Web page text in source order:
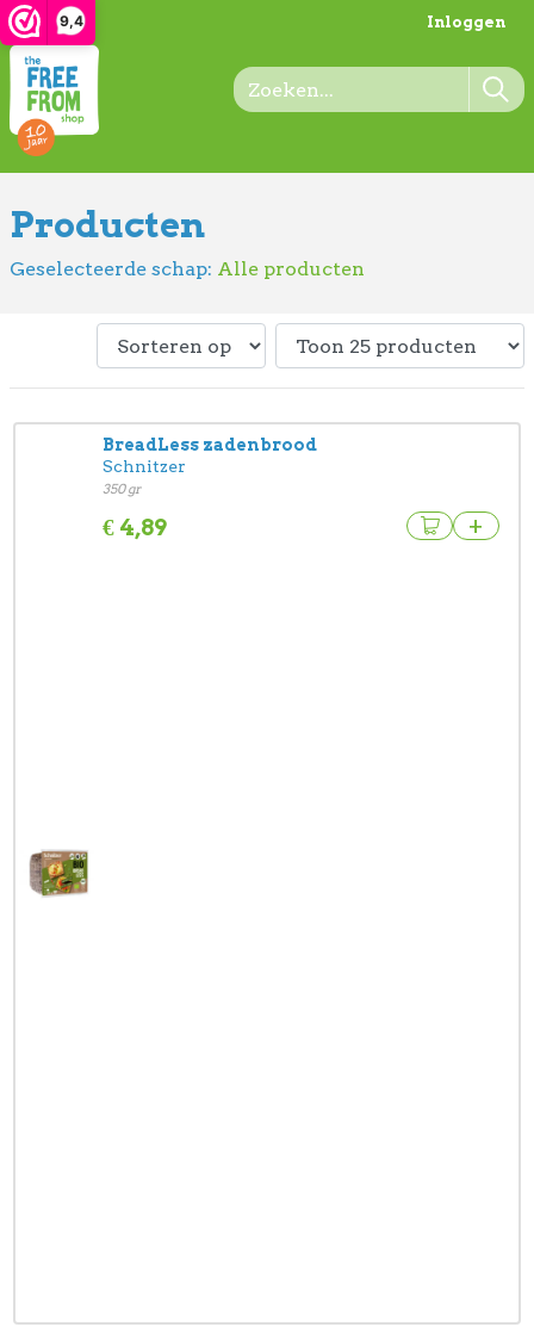
9,4 Inloggen
Producten
Geselecteerde schap: Alle producten
BreadLess zadenbrood
Schnitzer
350 gr
€ 4,89 +